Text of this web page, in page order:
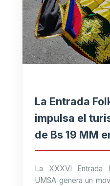
La Entrada
impulsa el
de Bs 19 MM
La XXXVI Entrada
UMSA genera un